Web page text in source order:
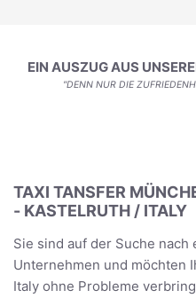
EIN AUSZUG AUS
"DENN NUR DIE
TAXI TANSFER
- KASTELRUTH / ITALY
Sie sind auf der Suche nach
Unternehmen und möchten
Italy ohne Probleme